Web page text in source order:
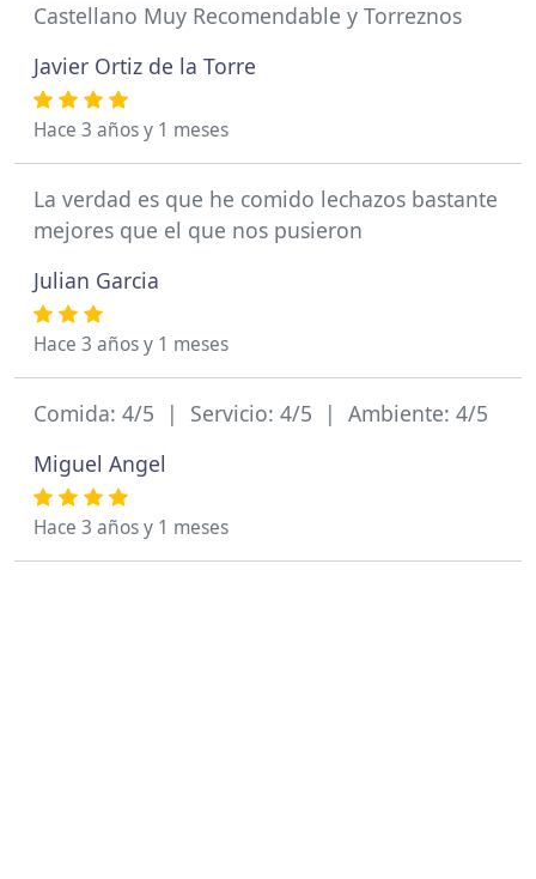
Castellano Muy Recomendable y Torreznos
Javier Ortiz de la Torre
Hace 3 años y 1 meses
La verdad es que he comido lechazos bastante
mejores que el que nos pusieron
Julian Garcia
Hace 3 años y 1 meses
Comida: 4/5 | Servicio: 4/5 | Ambiente: 4/5
Miguel Angel
Hace 3 años y 1 meses